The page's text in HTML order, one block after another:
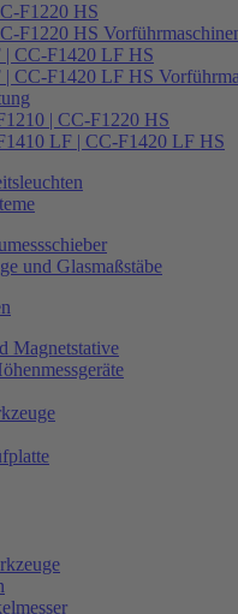
F1220 HS
F1220 HS
CC-F1420 LF HS
CC-F1420 LF HS
| CC-F1220 HS
LF | CC-F1420 LF HS
und Glasmaßstäbe
Magnetstative